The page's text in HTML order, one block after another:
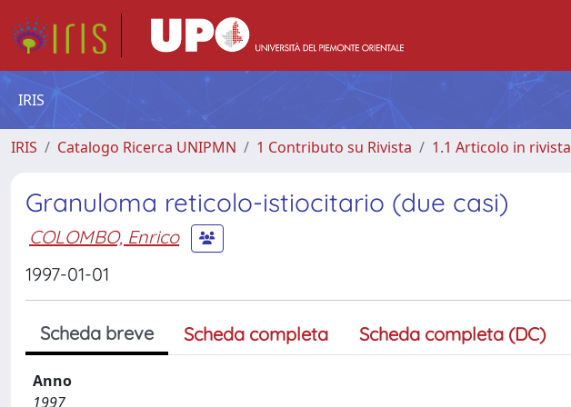
IRIS
IRIS Catalogo Ricerca UNIPMN 1 Contributo su Rivista 1.1 Articolo in rivista
Granuloma reticolo-istiocitario (due casi)
COLOMBO, Enrico
1997-01-01
Scheda breve Scheda completa Scheda completa (DC)
Anno
1997